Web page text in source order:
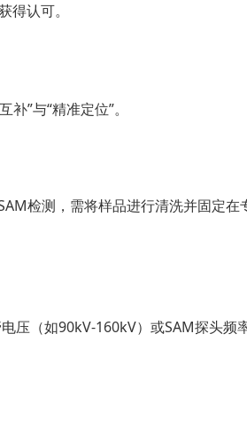
认可。
”与“精准定位”。
检测，需将样品进行清洗并固定在
压（如90kV-160kV）或SAM探头频